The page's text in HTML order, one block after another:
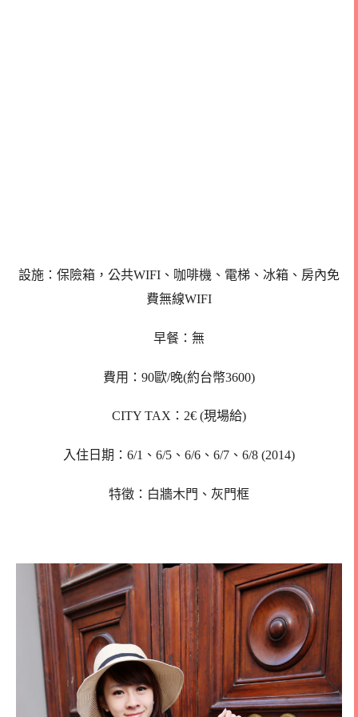
設施：保險箱，公共WIFI、咖啡機、電梯、冰箱、房內免
費無線WIFI
早餐：無
費用：90歐/晚(約台幣3600)
CITY TAX：2€ (現場給)
入住日期：6/1、6/5、6/6、6/7、6/8 (2014)
特徵：白牆木門、灰門框